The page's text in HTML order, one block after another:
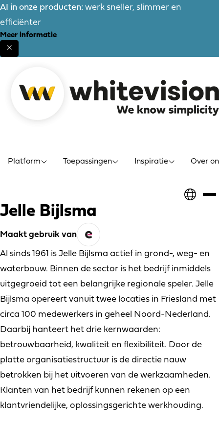
AI in onze producten: werk sneller, slimmer en
efficiënter
Meer informatie
Platform Toepassingen Inspiratie Over
Jelle Bijlsma
Maakt gebruik van
Al sinds 1961 is Jelle Bijlsma actief in grond-, weg- en
waterbouw. Binnen de sector is het bedrijf inmiddels
uitgegroeid tot een belangrijke regionale speler. Jelle
Bijlsma opereert vanuit twee locaties in Friesland met
circa 100 medewerkers in geheel Noord-Nederland.
Daarbij hanteert het drie kernwaarden:
betrouwbaarheid, kwaliteit en flexibiliteit. Door de
platte organisatiestructuur is de directie nauw
betrokken bij het uitvoeren van de werkzaamheden.
Klanten van het bedrijf kunnen rekenen op een
klantvriendelijke, oplossingsgerichte werkhouding.